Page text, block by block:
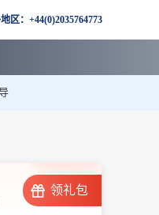
区：+44(0)2035764773
领礼包